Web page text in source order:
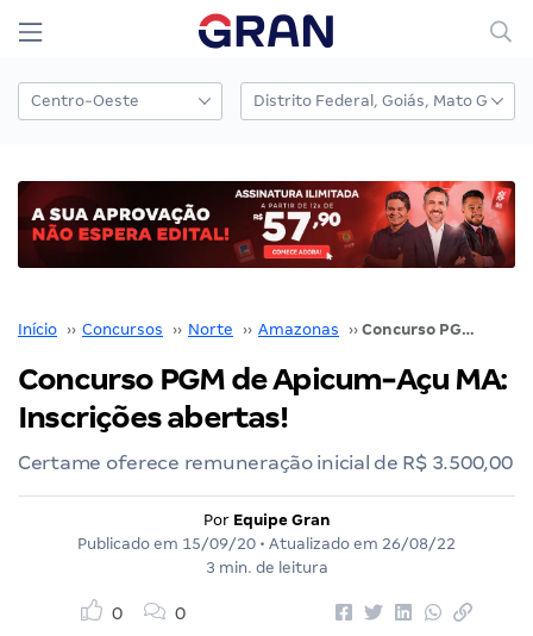
Início ›› Concursos ›› Norte ›› Amazonas ›› Concurso PGM de Apicum-Açu MA: Inscrições abertas!
Concurso PGM de Apicum-Açu MA:
Inscrições abertas!
Certame oferece remuneração inicial de R$ 3.500,00
Por Equipe Gran
Publicado em 15/09/20 • Atualizado em 26/08/22
3 min. de leitura
0 0